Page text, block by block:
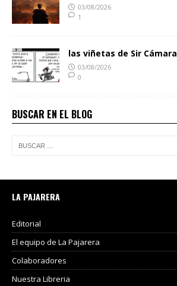
03/08/2026
1
las viñetas de Sir Cámara
03/08/2026
0
BUSCAR EN EL BLOG
LA PAJARERA
Editorial
El equipo de La Pajarera
Colaboradores
Nuestra Libreria